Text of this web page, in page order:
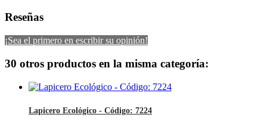
Reseñas
¡Sea el primero en escribir su opinión!
30 otros productos en la misma categoría:
Lapicero Ecológico - Código: 7224